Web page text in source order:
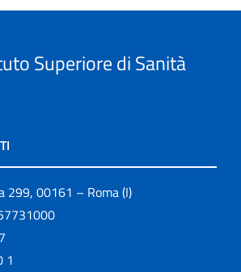
Superiore di Sanità
299, 00161 – Roma (I)
1